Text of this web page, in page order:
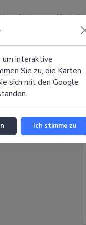
Kontakt
interaktive
Sie zu, die Karten
sich mit den Google
Ich stimme zu